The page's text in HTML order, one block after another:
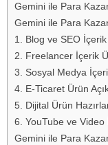
Gemini ile Para
Gemini ile Para
1. Blog ve SEO İçerik
2. Freelancer İçerik
3. Sosyal Medya
4. E-Ticaret Ürün
5. Dijital Ürün
6. YouTube ve
Gemini ile Para